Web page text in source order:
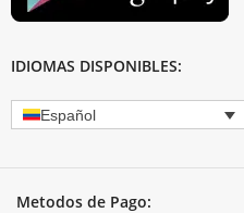
IDIOMAS DISPONIBLES:
Español
Metodos de Pago: